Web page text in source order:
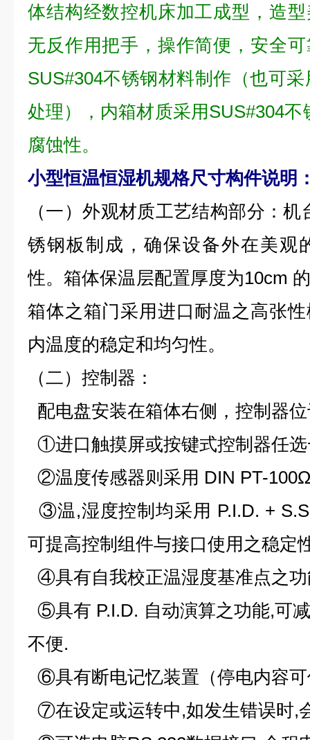
体结构经数控机床加工成型，造
无反作用把手，操作简便，安全
SUS#304不锈钢材料制作（也可
处理），内箱材质采用SUS#304
腐蚀性。
小型恒温恒湿机规格尺寸构件说明
（一）外观材质工艺结构部分：
锈钢板制成，确保设备外在美观
性。箱体保温层配置厚度为10cm
箱体之箱门采用进口耐温之高张
内温度的稳定和均匀性。
（二）控制器：
配电盘安装在箱体右侧，控制器
①进口触摸屏或按键式控制器任
②温度传感器则采用 DIN PT-
③温,湿度控制均采用 P.I.D. +
可提高控制组件与接口使用之稳定
④具有自我校正温湿度基准点之
⑤具有 P.I.D. 自动演算之功能,可
不便.
⑥具有断电记忆装置（停电内容
⑦在设定或运转中,如发生错误时,